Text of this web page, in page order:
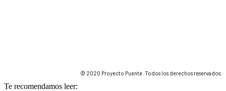
© 2020 Proyecto Puente. Todos los derechos reservados.
Te recomendamos leer: